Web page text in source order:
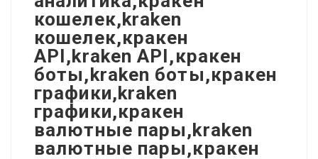
кошелек,kraken
кошелек,кракен
API,kraken API,кракен
боты,kraken боты,кракен
графики,kraken
графики,кракен
валютные пары,kraken
валютные пары,кракен